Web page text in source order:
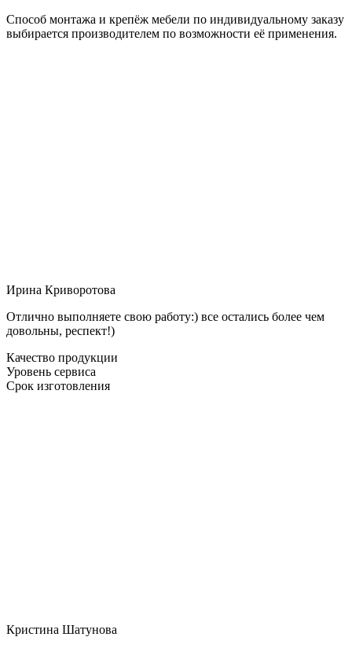
Способ монтажа и крепёж мебели по индивидуальному заказу
выбирается производителем по возможности её применения.
Ирина Криворотова
Отлично выполняете свою работу:) все остались более чем
довольны, респект!)
Качество продукции
Уровень сервиса
Срок изготовления
Кристина Шатунова